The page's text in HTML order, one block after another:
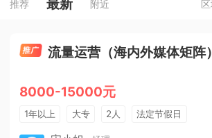
推荐 最新 附近
流量运营（海内外媒体矩阵）
8000-15000元
1年以上 大专 2人 法定节假日